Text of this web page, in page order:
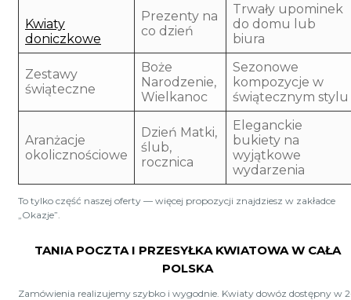
Kwiaty
doniczkowe
Prezenty na
co dzień
Trwały upominek
do domu lub
biura
Zestawy
świąteczne
Boże
Narodzenie,
Wielkanoc
Sezonowe
kompozycje w
świątecznym stylu
Aranżacje
okolicznościowe
Dzień Matki,
ślub,
rocznica
Eleganckie
bukiety na
wyjątkowe
wydarzenia
To tylko część naszej oferty — więcej propozycji znajdziesz w zakładce
„Okazje”.
TANIA POCZTA I PRZESYŁKA KWIATOWA W CAŁA
POLSKA
Zamówienia realizujemy szybko i wygodnie. Kwiaty dowóz dostępny w